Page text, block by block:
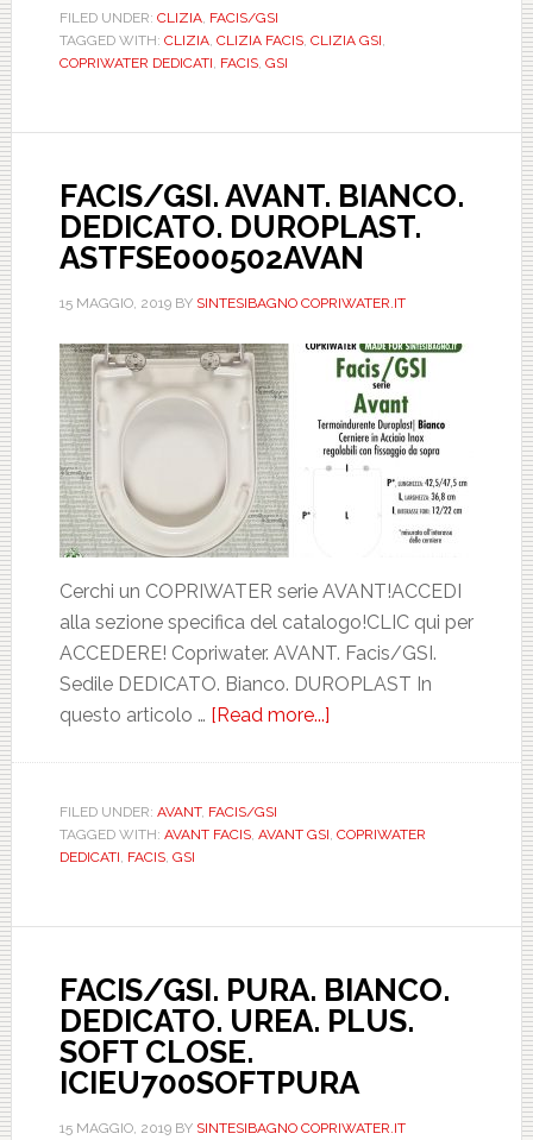
FILED UNDER: CLIZIA, FACIS/GSI
TAGGED WITH: CLIZIA, CLIZIA FACIS, CLIZIA GSI,
COPRIWATER DEDICATI, FACIS, GSI
FACIS/GSI. AVANT. BIANCO.
DEDICATO. DUROPLAST.
ASTFSE000502AVAN
15 MAGGIO, 2019BY SINTESIBAGNO COPRIWATER.IT
Cerchi un COPRIWATER serie AVANT!ACCEDI
alla sezione specifica del catalogo!CLIC qui per
ACCEDERE! Copriwater. AVANT. Facis/GSI.
Sedile DEDICATO. Bianco. DUROPLAST In
questo articolo … [Read more...]
DEDICATO.
ASTFSE000502AVAN
FILED UNDER: AVANT, FACIS/GSI
TAGGED WITH: AVANT FACIS, AVANT GSI, COPRIWATER
DEDICATI, FACIS, GSI
FACIS/GSI. PURA. BIANCO.
DEDICATO. UREA. PLUS.
SOFT CLOSE.
ICIEU700SOFTPURA
15 MAGGIO, 2019BY SINTESIBAGNO COPRIWATER.IT